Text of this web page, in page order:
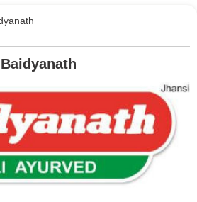
Baidyanath